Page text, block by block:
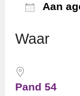
Aan
Waar
Pand 54